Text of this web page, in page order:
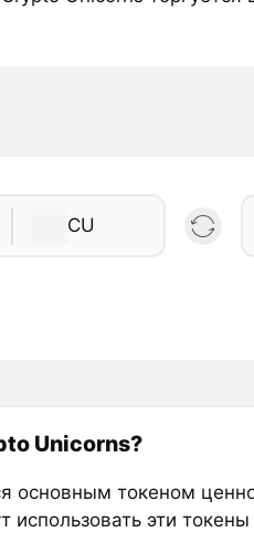
CU
Unicorns?
основным токеном
использовать эти